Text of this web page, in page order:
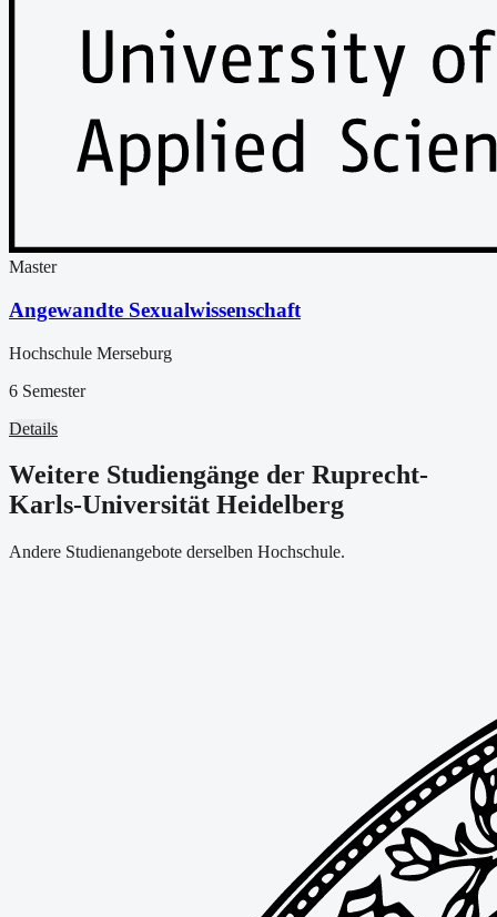
Master
Angewandte Sexualwissenschaft
Hochschule Merseburg
6 Semester
Details
Weitere Studiengänge der Ruprecht-
Karls-Universität Heidelberg
Andere Studienangebote derselben Hochschule.